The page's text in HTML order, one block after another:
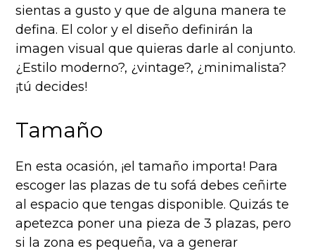
sientas a gusto y que de alguna manera te
defina. El color y el diseño definirán la
imagen visual que quieras darle al conjunto.
¿Estilo moderno?, ¿vintage?, ¿minimalista?
¡tú decides!
Tamaño
En esta ocasión, ¡el tamaño importa! Para
escoger las plazas de tu sofá debes ceñirte
al espacio que tengas disponible. Quizás te
apetezca poner una pieza de 3 plazas, pero
si la zona es pequeña, va a generar